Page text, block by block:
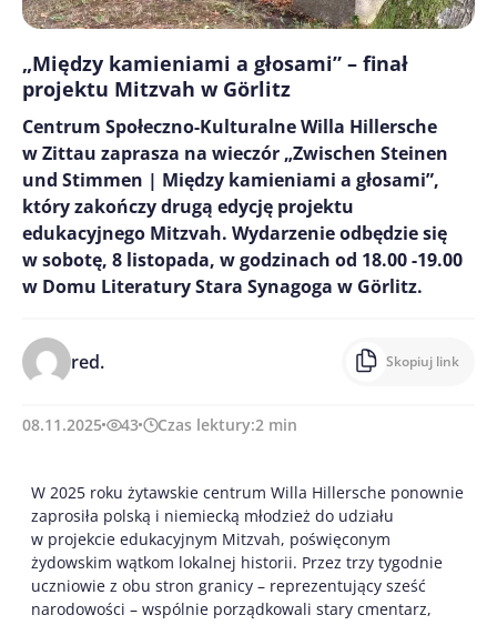
„Między kamieniami a głosami” – finał
projektu Mitzvah w Görlitz
Centrum Społeczno-Kulturalne Willa Hillersche
w Zittau zaprasza na wieczór „Zwischen Steinen
und Stimmen | Między kamieniami a głosami”,
który zakończy drugą edycję projektu
edukacyjnego Mitzvah. Wydarzenie odbędzie się
w sobotę, 8 listopada, w godzinach od 18.00 -19.00
w Domu Literatury Stara Synagoga w Görlitz.
red. Skopiuj link
08.11.2025 43 Czas lektury:2 min
W 2025 roku żytawskie centrum Willa Hillersche ponownie
zaprosiła polską i niemiecką młodzież do udziału
w projekcie edukacyjnym Mitzvah, poświęconym
żydowskim wątkom lokalnej historii. Przez trzy tygodnie
uczniowie z obu stron granicy – reprezentujący sześć
narodowości – wspólnie porządkowali stary cmentarz,